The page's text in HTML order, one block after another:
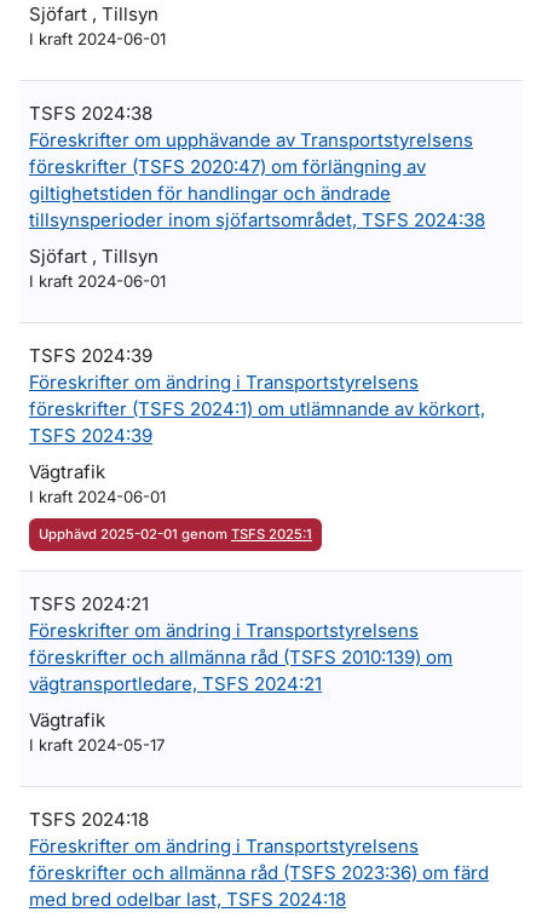
Sjöfart , Tillsyn
I kraft 2024-06-01
TSFS 2024:38
Föreskrifter om upphävande av Transportstyrelsens
föreskrifter (TSFS 2020:47) om förlängning av
giltighetstiden för handlingar och ändrade
tillsynsperioder inom sjöfartsområdet, TSFS 2024:38
Sjöfart , Tillsyn
I kraft 2024-06-01
TSFS 2024:39
Föreskrifter om ändring i Transportstyrelsens
föreskrifter (TSFS 2024:1) om utlämnande av körkort,
TSFS 2024:39
Vägtrafik
I kraft 2024-06-01
Upphävd 2025-02-01 genom TSFS 2025:1
TSFS 2024:21
Föreskrifter om ändring i Transportstyrelsens
föreskrifter och allmänna råd (TSFS 2010:139) om
vägtransportledare, TSFS 2024:21
Vägtrafik
I kraft 2024-05-17
TSFS 2024:18
Föreskrifter om ändring i Transportstyrelsens
föreskrifter och allmänna råd (TSFS 2023:36) om färd
med bred odelbar last, TSFS 2024:18